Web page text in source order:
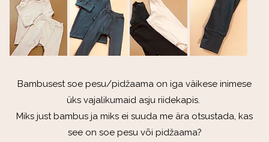
Bambusest soe pesu/pidžaama on iga väikese inimese
üks vajalikumaid asju riidekapis.
Miks just bambus ja miks ei suuda me ära otsustada, kas
see on soe pesu või pidžaama?